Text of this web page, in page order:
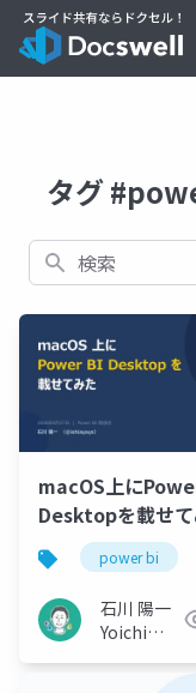
タグ
検索
macOS上に
Desktopを載せ
power bi
石川 陽一
Yoichi